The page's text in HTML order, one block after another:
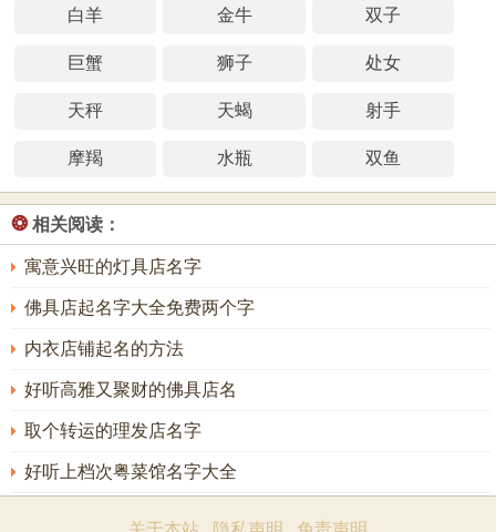
白羊 金牛 双子
巨蟹 狮子 处女
天秤 天蝎 射手
摩羯 水瓶 双鱼
❂ 相关阅读：
寓意兴旺的灯具店名字
佛具店起名字大全免费两个字
内衣店铺起名的方法
好听高雅又聚财的佛具店名
取个转运的理发店名字
好听上档次粤菜馆名字大全